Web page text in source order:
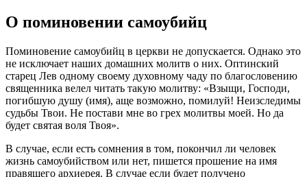
О поминовении самоубийц
Поминовение самоубийц в церкви не допускается. Однако это
не исключает наших домашних молитв о них. Оптинский
старец Лев одному своему духовному чаду по благословению
священника велел читать такую молитву:
Взыщи, Господи,
погибшую душу (имя), аще возможно, помилуй! Неизследимы
судьбы Твои. Не постави мне во грех молитвы моей. Но да
будет святая воля Твоя .
В случае, если есть сомнения в том, покончил ли человек
жизнь самоубийством или нет, пишется прошение на имя
правящего архиерея. В случае если будет получено